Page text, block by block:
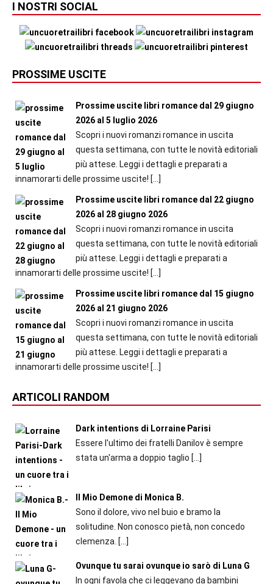
I NOSTRI SOCIAL
PROSSIME USCITE
Prossime uscite libri romance dal 29 giugno
2026 al 5 luglio 2026
Scopri i nuovi romanzi romance in uscita
questa settimana, con tutte le novità editoriali
più attese. Leggi i dettagli e preparati a
innamorarti delle prossime uscite! […]
Prossime uscite libri romance dal 22 giugno
2026 al 28 giugno 2026
Scopri i nuovi romanzi romance in uscita
questa settimana, con tutte le novità editoriali
più attese. Leggi i dettagli e preparati a
innamorarti delle prossime uscite! […]
Prossime uscite libri romance dal 15 giugno
2026 al 21 giugno 2026
Scopri i nuovi romanzi romance in uscita
questa settimana, con tutte le novità editoriali
più attese. Leggi i dettagli e preparati a
innamorarti delle prossime uscite! […]
ARTICOLI RANDOM
Dark intentions di Lorraine Parisi
Essere l'ultimo dei fratelli Danilov è sempre
stata un'arma a doppio taglio […]
Il Mio Demone di Monica B.
Sono il dolore, vivo nel buio e bramo la
solitudine. Non conosco pietà, non concedo
clemenza. […]
Ovunque tu sarai ovunque io sarò di Luna G
In ogni favola che ci leggevano da bambini